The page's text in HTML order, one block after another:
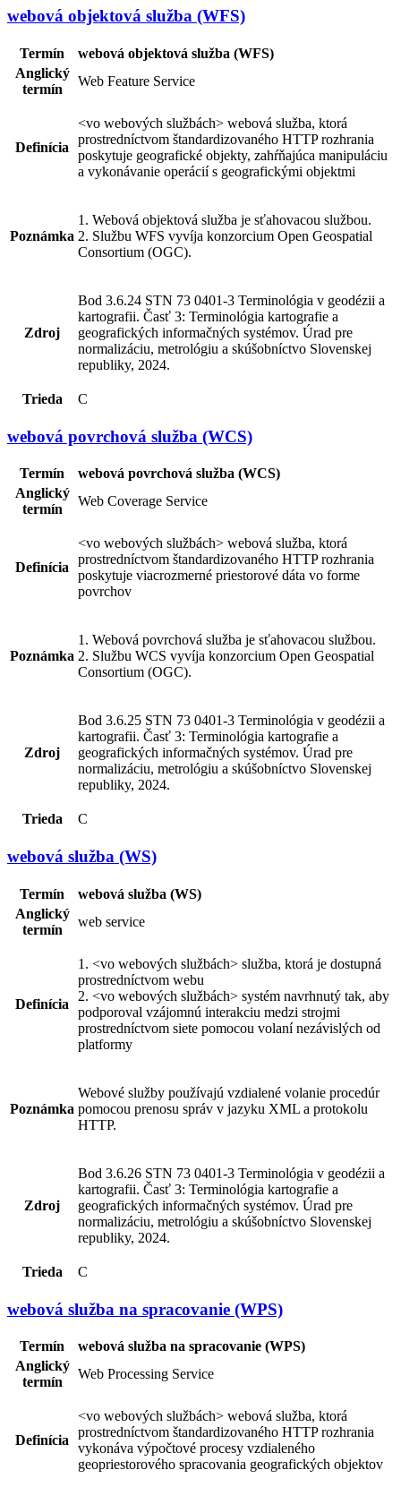
webová objektová služba (WFS)
Termín
webová objektová služba (WFS)
Anglický
termín
Web Feature Service
Definícia
<vo webových službách> webová služba, ktorá
prostredníctvom štandardizovaného HTTP rozhrania
poskytuje geografické objekty, zahŕňajúca manipuláciu
a vykonávanie operácií s geografickými objektmi
Poznámka
1. Webová objektová služba je sťahovacou službou.
2. Službu WFS vyvíja konzorcium Open Geospatial
Consortium (OGC).
Zdroj
Bod 3.6.24 STN 73 0401-3 Terminológia v geodézii a
kartografii. Časť 3: Terminológia kartografie a
geografických informačných systémov. Úrad pre
normalizáciu, metrológiu a skúšobníctvo Slovenskej
republiky, 2024.
Trieda C
webová povrchová služba (WCS)
Termín
webová povrchová služba (WCS)
Anglický
termín
Web Coverage Service
Definícia
<vo webových službách> webová služba, ktorá
prostredníctvom štandardizovaného HTTP rozhrania
poskytuje viacrozmerné priestorové dáta vo forme
povrchov
Poznámka
1. Webová povrchová služba je sťahovacou službou.
2. Službu WCS vyvíja konzorcium Open Geospatial
Consortium (OGC).
Zdroj
Bod 3.6.25 STN 73 0401-3 Terminológia v geodézii a
kartografii. Časť 3: Terminológia kartografie a
geografických informačných systémov. Úrad pre
normalizáciu, metrológiu a skúšobníctvo Slovenskej
republiky, 2024.
Trieda C
webová služba (WS)
Termín
webová služba (WS)
Anglický
termín
web service
Definícia
1. <vo webových službách> služba, ktorá je dostupná
prostredníctvom webu
2. <vo webových službách> systém navrhnutý tak, aby
podporoval vzájomnú interakciu medzi strojmi
prostredníctvom siete pomocou volaní nezávislých od
platformy
Poznámka
Webové služby používajú vzdialené volanie procedúr
pomocou prenosu správ v jazyku XML a protokolu
HTTP.
Zdroj
Bod 3.6.26 STN 73 0401-3 Terminológia v geodézii a
kartografii. Časť 3: Terminológia kartografie a
geografických informačných systémov. Úrad pre
normalizáciu, metrológiu a skúšobníctvo Slovenskej
republiky, 2024.
Trieda C
webová služba na spracovanie (WPS)
Termín
webová služba na spracovanie (WPS)
Anglický
termín
Web Processing Service
Definícia
<vo webových službách> webová služba, ktorá
prostredníctvom štandardizovaného HTTP rozhrania
vykonáva výpočtové procesy vzdialeného
geopriestorového spracovania geografických objektov